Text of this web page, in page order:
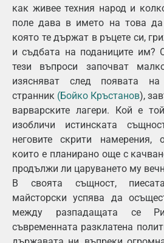
как живее техния народ и
поле дава в името на това
която те държат в ръцете си,
и съдбата на поданиците им?
тези въпроси започват
изясняват след появата на
странник (Бойко Кръстанов),
варварските лагери. Кой е
изобличи истинската
неговите скрити намерения,
които е планирано още с
продължи ли царуването му
В своята същност,
майсторски успява да
между разпадащата се
съвременната разклатена